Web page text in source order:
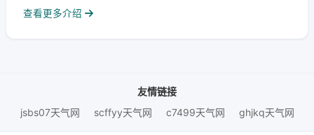
查看更多介绍
友情链接
jsbs07天气网
scffyy天气网 c7499天气网 ghjkq天气网